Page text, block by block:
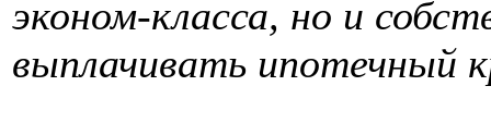
эконом-класса, но и
выплачивать ипотечный